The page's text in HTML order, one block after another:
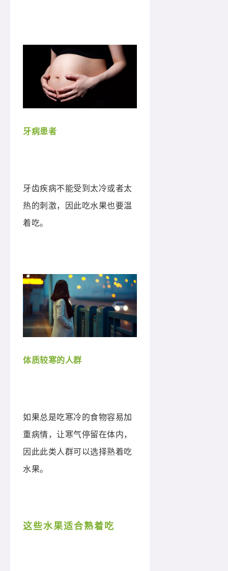
牙病患者
牙齿疾病不能受到太冷或者太
热的刺激，因此吃水果也要温
着吃。
体质较寒的人群
如果总是吃寒冷的食物容易加
重病情，让寒气停留在体内，
因此此类人群可以选择熟着吃
水果。
这些水果适合熟着吃